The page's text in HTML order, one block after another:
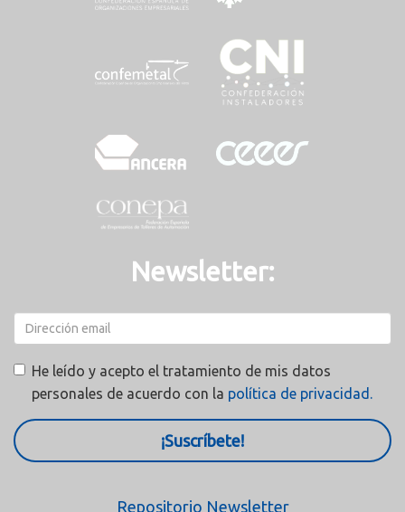
Newsletter:
He leído y acepto el tratamiento de mis datos
personales de acuerdo con la política de privacidad.
¡Suscríbete!
Repositorio Newsletter